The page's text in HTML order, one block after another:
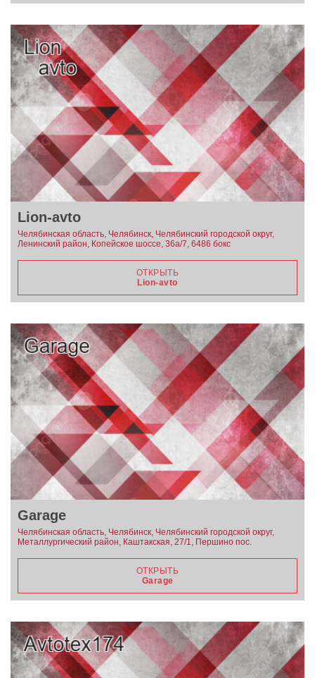
Lion-avto
Челябинская область, Челябинск, Челябинский городской округ,
Ленинский район, Копейское шоссе, 36а/7, 6486 бокс
ОТКРЫТЬ
Lion-avto
Garage
Челябинская область, Челябинск, Челябинский городской округ,
Металлургический район, Каштакская, 27/1, Першино пос.
ОТКРЫТЬ
Garage